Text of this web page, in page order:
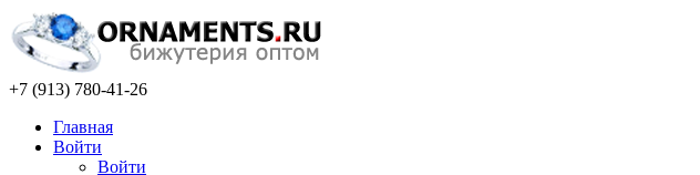
+7 (913) 780-41-26
Главная
Войти
Войти